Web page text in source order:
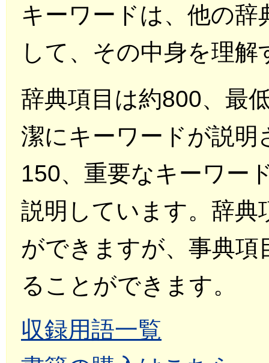
キーワードは、他の
して、その中身を理
辞典項目は約800、最
潔にキーワードが説明
150、重要なキーワー
説明しています。辞
ができますが、事典
ることができます。
収録用語一覧